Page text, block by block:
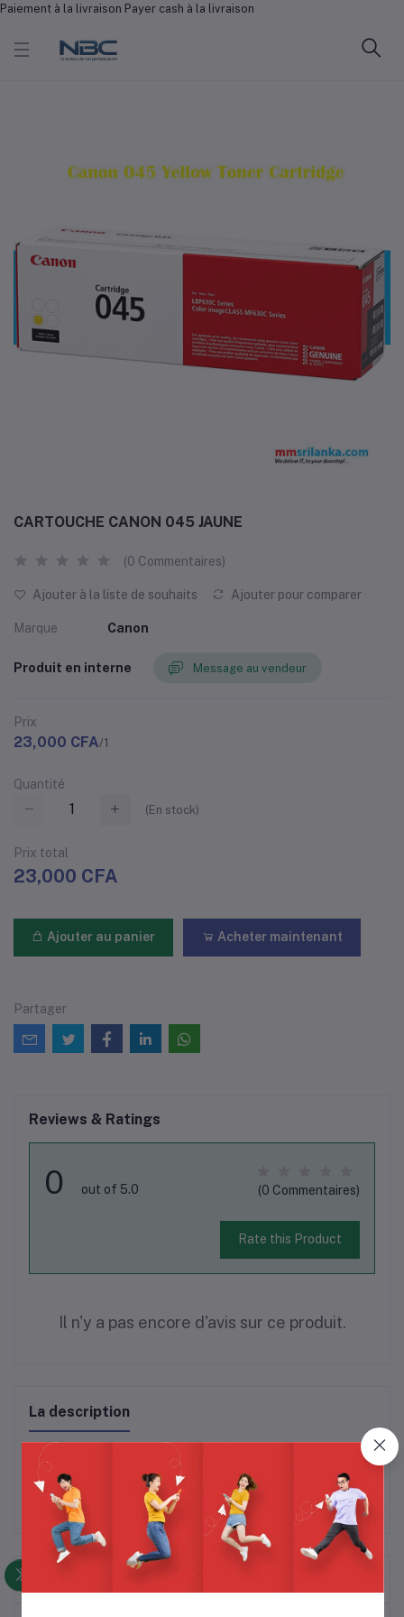
Paiement à la livraison Payer cash à la livraison
CARTOUCHE CANON 045 JAUNE
(0 Commentaires)
Ajouter à la liste de souhaits Ajouter pour comparer
Marque Canon
Produit en interne Message au vendeur
Prix
23,000 CFA/1
Quantité
( En stock)
Prix ​​total
23,000 CFA
Ajouter au panier Acheter maintenant
Partager
Reviews & Ratings
0 out of 5.0 (0 Commentaires)
Rate this Product
Il n'y a pas encore d'avis sur ce produit.
La description
Frequently Bought Products